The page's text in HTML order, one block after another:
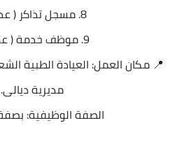
8. مسجل تذاكر ( عدد 2 )
9. موظف خدمة ( عدد 2 )
📍 مكان العمل: العيادة الطبية
مديرية ديالى.
الصفة الوظيفية: